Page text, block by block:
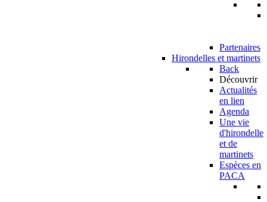
Partenaires
Hirondelles et martinets
Back
Découvrir
Actualités
en lien
Agenda
Une vie
d'hirondelle
et de
martinets
Espèces en
PACA